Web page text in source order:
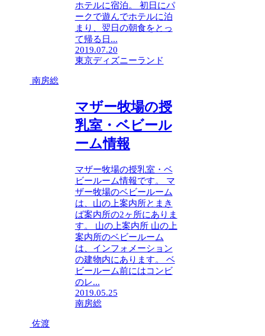
ホテルに宿泊。 初日にパ
ークで遊んでホテルに泊
まり、翌日の朝食をとっ
て帰る日...
2019.07.20
東京ディズニーランド
南房総
マザー牧場の授
乳室・ベビール
ーム情報
マザー牧場の授乳室・ベ
ビールーム情報です。 マ
ザー牧場のベビールーム
は、山の上案内所とまき
ば案内所の2ヶ所にありま
す。 山の上案内所 山の上
案内所のベビールーム
は、インフォメーション
の建物内にあります。 ベ
ビールーム前にはコンビ
のレ...
2019.05.25
南房総
佐渡